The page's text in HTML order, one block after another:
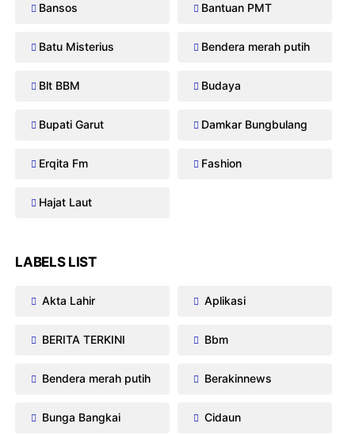
Bansos Bantuan PMT
Batu Misterius Bendera merah putih
Blt BBM Budaya
Bupati Garut Damkar Bungbulang
Erqita Fm Fashion
Hajat Laut
LABELS LIST
Akta Lahir Aplikasi
BERITA TERKINI Bbm
Bendera merah putih Berakinnews
Bunga Bangkai Cidaun